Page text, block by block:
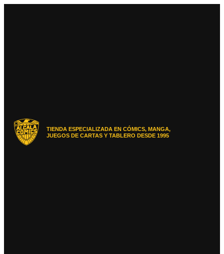
TIENDA ESPECIALIZADA EN CÓMICS, MANGA,
JUEGOS DE CARTAS Y TABLERO DESDE 1995